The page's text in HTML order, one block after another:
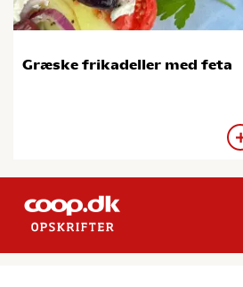
Græske frikadeller med feta